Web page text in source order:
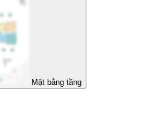
Mặt bằng tầng